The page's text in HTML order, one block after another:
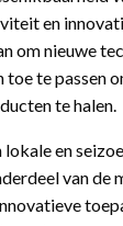
en
om nieuwe
te passen
te halen.
en
van de